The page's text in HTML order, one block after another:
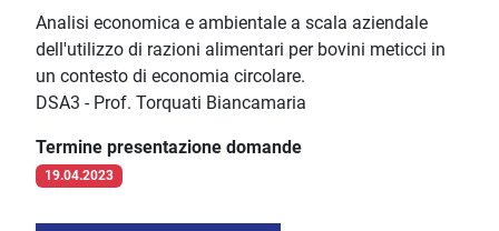
Analisi economica e ambientale a scala aziendale
dell'utilizzo di razioni alimentari per bovini meticci in
un contesto di economia circolare.
DSA3 - Prof. Torquati Biancamaria
Termine presentazione domande
19.04.2023